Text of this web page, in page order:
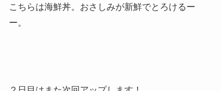
こちらは海鮮丼。おさしみが新鮮でとろけるー
ー。